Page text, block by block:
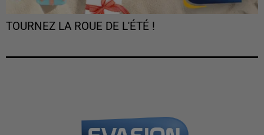
TOURNEZ LA ROUE DE L'ÉTÉ !